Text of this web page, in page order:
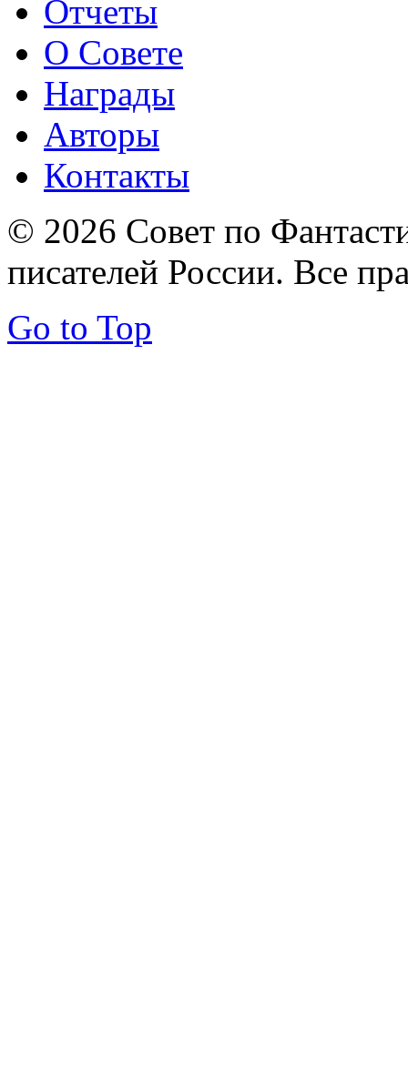
Отчеты
О Совете
Награды
Авторы
Контакты
© 2026 Совет по
писателей России. Все
Go to Top